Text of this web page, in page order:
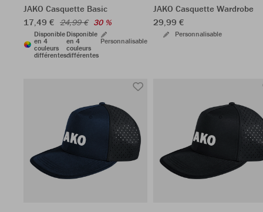
JAKO Casquette Basic
17,49 € 24,99 € 30 %
Disponible
en 4
couleurs
différentes
Disponible
en 4
couleurs
différentes
Personnalisable
JAKO Casquette Wardrobe
29,99 €
Personnalisable